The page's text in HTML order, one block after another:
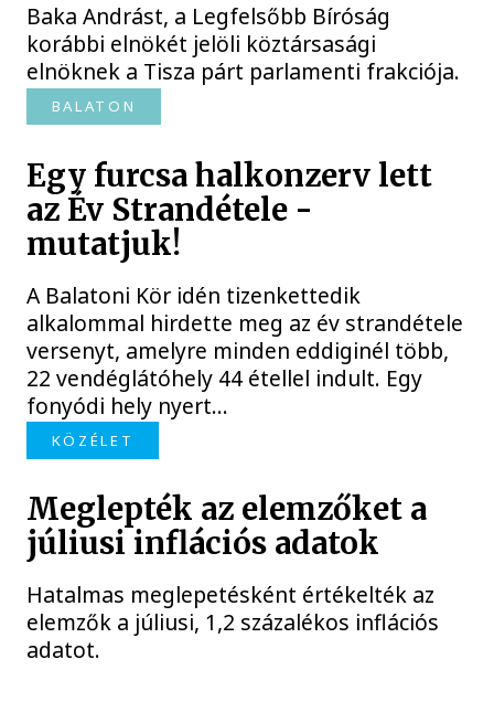
Baka Andrást, a Legfelsőbb Bíróság
korábbi elnökét jelöli köztársasági
elnöknek a Tisza párt parlamenti frakciója.
BALATON
Egy furcsa halkonzerv lett
az Év Strandétele -
mutatjuk!
A Balatoni Kör idén tizenkettedik
alkalommal hirdette meg az év strandétele
versenyt, amelyre minden eddiginél több,
22 vendéglátóhely 44 étellel indult. Egy
fonyódi hely nyert...
KÖZÉLET
Meglepték az elemzőket a
júliusi inflációs adatok
Hatalmas meglepetésként értékelték az
elemzők a júliusi, 1,2 százalékos inflációs
adatot.